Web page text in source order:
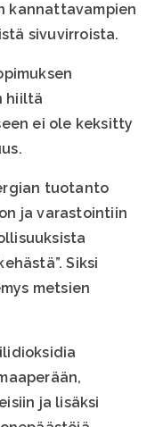
kannattavampien
sivuvirroista.
hiiltä
ei ole keksitty
tuotanto
ja varastointiin
Siksi
metsien
ja lisäksi